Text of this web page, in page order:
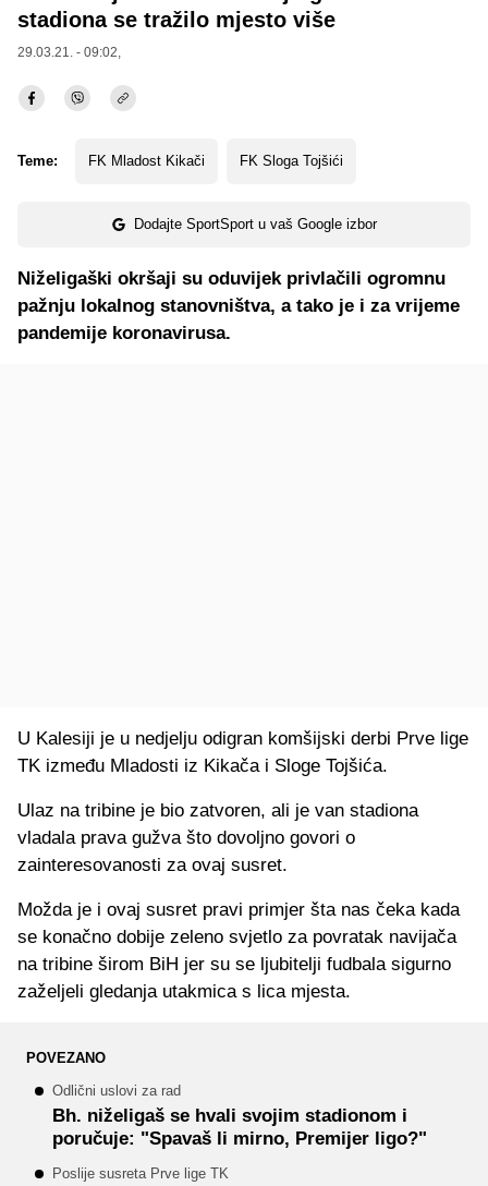
stadiona se tražilo mjesto više
29.03.21. - 09:02,
Teme: FK Mladost Kikači FK Sloga Tojšići
Dodajte SportSport u vaš Google izbor
Niželigaški okršaji su oduvijek privlačili ogromnu
pažnju lokalnog stanovništva, a tako je i za vrijeme
pandemije koronavirusa.
U Kalesiji je u nedjelju odigran komšijski derbi Prve lige
TK između Mladosti iz Kikača i Sloge Tojšića.
Ulaz na tribine je bio zatvoren, ali je van stadiona
vladala prava gužva što dovoljno govori o
zainteresovanosti za ovaj susret.
Možda je i ovaj susret pravi primjer šta nas čeka kada
se konačno dobije zeleno svjetlo za povratak navijača
na tribine širom BiH jer su se ljubitelji fudbala sigurno
zaželjeli gledanja utakmica s lica mjesta.
POVEZANO
Odlični uslovi za rad
Bh. niželigaš se hvali svojim stadionom i
poručuje: "Spavaš li mirno, Premijer ligo?"
Poslije susreta Prve lige TK